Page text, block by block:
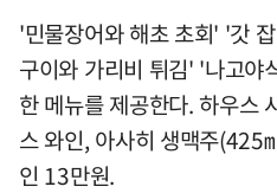
'민물장어와 해초 초회' '갓
구이와 가리비 튀김' '나고야
한 메뉴를 제공한다. 하우스
스 와인, 아사히 생맥주(425
인 13만원.